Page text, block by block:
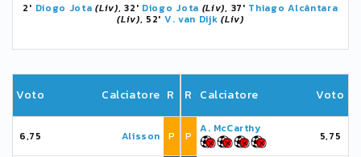
2' Diogo Jota (Liv), 32' Diogo Jota (Liv), 37' Thiago Alcântara
(Liv), 52' V. van Dijk (Liv)
Voto Calciatore R
6,75 Alisson P
R Calciatore Voto
P
A. McCarthy
5,75